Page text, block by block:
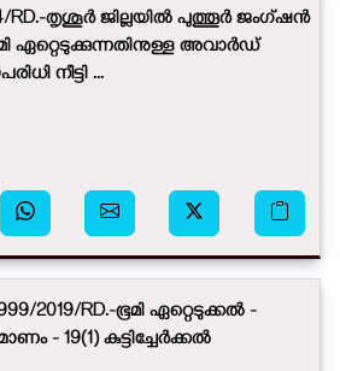
RD.-തൃശൂർ ജില്ലയിൽ പുത്തൂർ ജംഗ്ഷൻ
ഏറ്റെടുക്കുന്നതിനുള്ള അവാർഡ്
നീട്ടി ...
2019/RD.-ഭൂമി ഏറ്റെടുക്കൽ -
- 19(1) കുട്ടിച്ചേർക്കൽ